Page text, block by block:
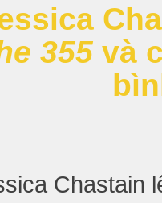
355và
Chastain